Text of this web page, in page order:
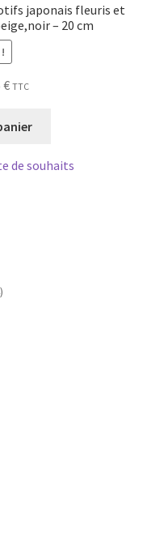
japonais fleuris et
– 20 cm
€Le
actuel
2,45 €.
TTC
de souhaits
4